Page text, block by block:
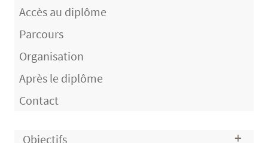
Accès au diplôme
Parcours
Organisation
Après le diplôme
Contact
Objectifs